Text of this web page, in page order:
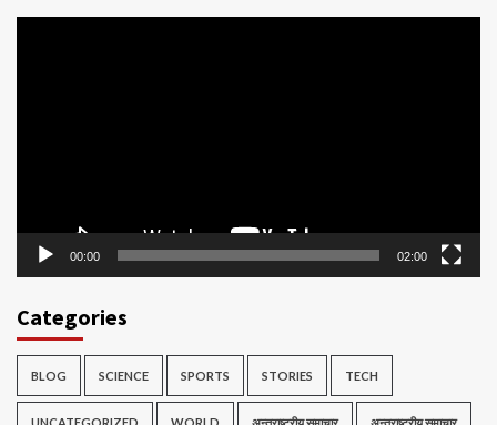
00:00 02:00
Categories
BLOG SCIENCE SPORTS STORIES TECH